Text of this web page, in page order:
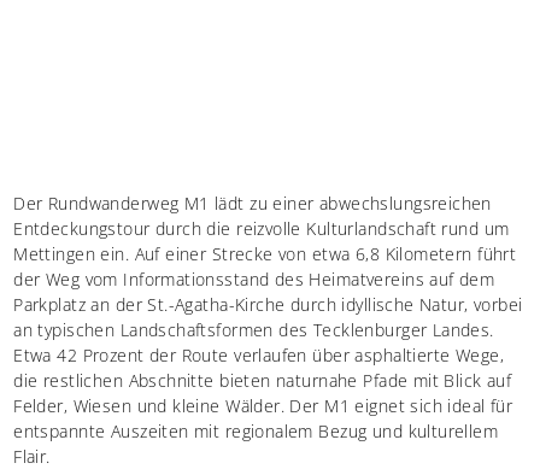
Der Rundwanderweg M1 lädt zu einer abwechslungsreichen
Entdeckungstour durch die reizvolle Kulturlandschaft rund um
Mettingen ein. Auf einer Strecke von etwa 6,8 Kilometern führt
der Weg vom Informationsstand des Heimatvereins auf dem
Parkplatz an der St.-Agatha-Kirche durch idyllische Natur, vorbei
an typischen Landschaftsformen des Tecklenburger Landes.
Etwa 42 Prozent der Route verlaufen über asphaltierte Wege,
die restlichen Abschnitte bieten naturnahe Pfade mit Blick auf
Felder, Wiesen und kleine Wälder. Der M1 eignet sich ideal für
entspannte Auszeiten mit regionalem Bezug und kulturellem
Flair.